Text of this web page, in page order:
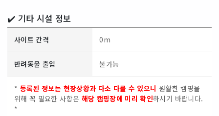
✔️ 기타 시설 정보
사이트 간격 0m
반려동물 출입 불가능
* 등록된 정보는 현장상황과 다소 다를 수 있으니 원활한 캠핑을
위해 꼭 필요한 사항은 해당 캠핑장에 미리 확인하시기 바랍니다.
*